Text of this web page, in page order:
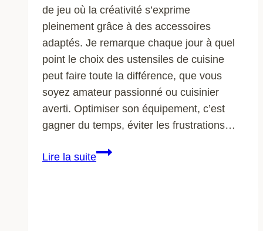
de jeu où la créativité s’exprime
pleinement grâce à des accessoires
adaptés. Je remarque chaque jour à quel
point le choix des ustensiles de cuisine
peut faire toute la différence, que vous
soyez amateur passionné ou cuisinier
averti. Optimiser son équipement, c’est
gagner du temps, éviter les frustrations…
Lire la suiteLes